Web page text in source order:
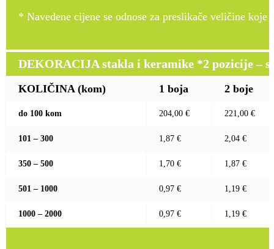
* Navedene cijene se odnose za preslikače veličine
DEKORACIJA stakla i keramike *2 pozicije –
KOLIČINA (kom) 1 boja 2 boje
do 100 kom 204,00 € 221,00 €
101 – 300 1,87 € 2,04 €
350 – 500 1,70 € 1,87 €
501 – 1000 0,97 € 1,19 €
1000 – 2000 0,97 € 1,19 €